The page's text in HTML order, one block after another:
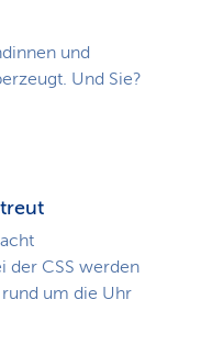
und
Und Sie?
der CSS werden
um die Uhr